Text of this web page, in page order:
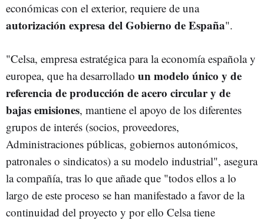
económicas con el exterior, requiere de una
autorización expresa del Gobierno de España".
"Celsa, empresa estratégica para la economía española y
europea, que ha desarrollado un modelo único y de
referencia de producción de acero circular y de
bajas emisiones, mantiene el apoyo de los diferentes
grupos de interés (socios, proveedores,
Administraciones públicas, gobiernos autonómicos,
patronales o sindicatos) a su modelo industrial", asegura
la compañía, tras lo que añade que "todos ellos a lo
largo de este proceso se han manifestado a favor de la
continuidad del proyecto y por ello Celsa tiene